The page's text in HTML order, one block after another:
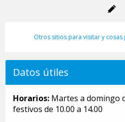
Otros sitios para visitar y cosas
Datos útiles
Horarios: Martes a domingo
festivos de 10.00 a 14.00